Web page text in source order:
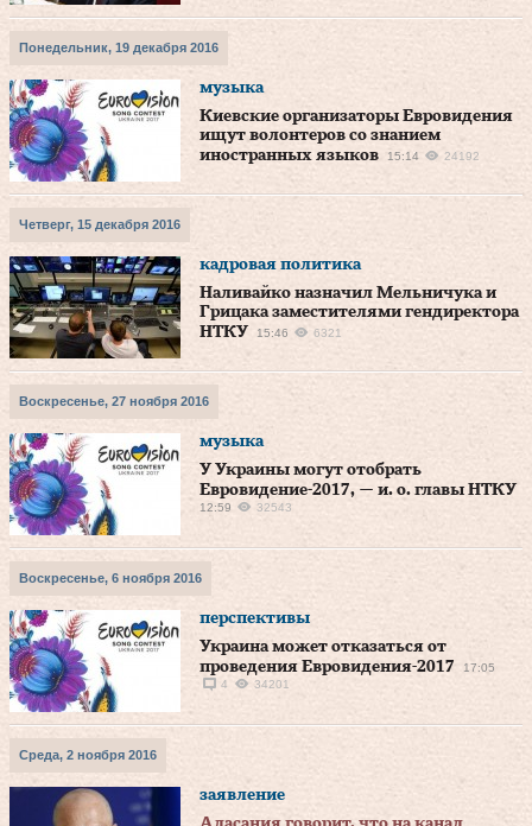
Понедельник, 19 декабря 2016
музыка
Киевские организаторы Евровидения
ищут волонтеров со знанием
иностранных языков
15:14 24192
Четверг, 15 декабря 2016
кадровая политика
Наливайко назначил Мельничука и
Грицака заместителями гендиректора
НТКУ
15:46 6321
Воскресенье, 27 ноября 2016
музыка
У Украины могут отобрать
Евровидение-2017, — и. о. главы НТКУ
12:59 32543
Воскресенье, 6 ноября 2016
перспективы
Украина может отказаться от
проведения Евровидения-2017
17:05
4
34201
Среда, 2 ноября 2016
заявление